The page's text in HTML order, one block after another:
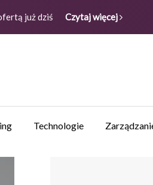
już dziś Czytaj więcej
Technologie